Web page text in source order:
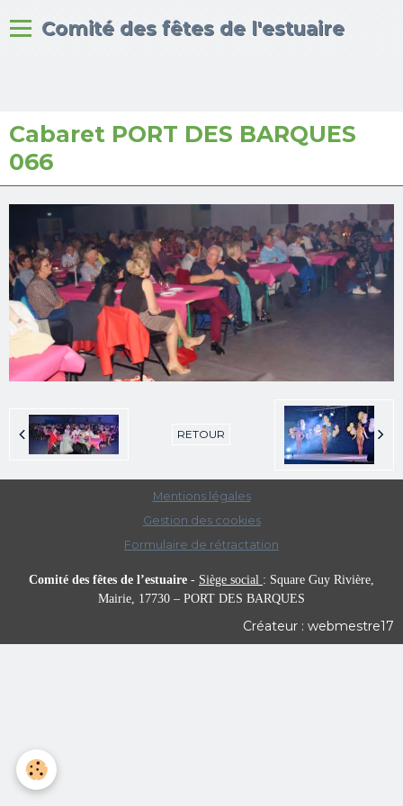
Comité des fêtes de l'estuaire
Accueil
Albums photos
Cabaret PORT DES BARQUES
066
RETOUR
Mentions légales
Gestion des cookies
Formulaire de rétractation
Comité des fêtes de l’estuaire - Siège social : Square Guy Rivière,
Mairie, 17730 – PORT DES BARQUES
Créateur : webmestre17